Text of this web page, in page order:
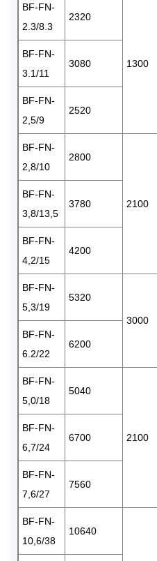
BF-FN-
2.3/8.3
2320
1300
BF-FN-
3.1/11
3080
BF-FN-
2,5/9
2520
BF-FN-
2,8/10
2800
2100
BF-FN-
3,8/13,5
3780
BF-FN-
4,2/15
4200
BF-FN-
5,3/19
5320
3000
BF-FN-
6.2/22
6200
BF-FN-
5,0/18
5040
2100
BF-FN-
6,7/24
6700
BF-FN-
7,6/27
7560
BF-FN-
10,6/38
10640